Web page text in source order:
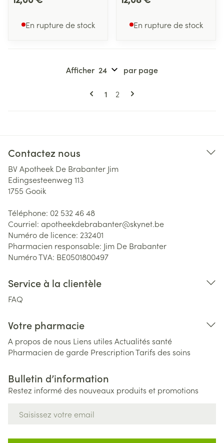
En rupture de stock En rupture de stock
Pages
Vous lisez actuellement la page
1 Page
2
Afficher par page
Contactez nous
BV Apotheek De Brabanter Jim
Edingsesteenweg 113
1755 Gooik
Téléphone: 02 532 46 48
Courriel: apotheekdebrabanter@skynet.be
Numéro de licence: 232401
Pharmacien responsable: Jim De Brabanter
Numéro TVA: BE0501800497
Service à la clientèle
FAQ
Votre pharmacie
A propos de nous Liens utiles Actualités santé
Pharmacien de garde PrescriptionTarifs des soins
Bulletin d’information
Restez informé des nouveaux produits et promotions